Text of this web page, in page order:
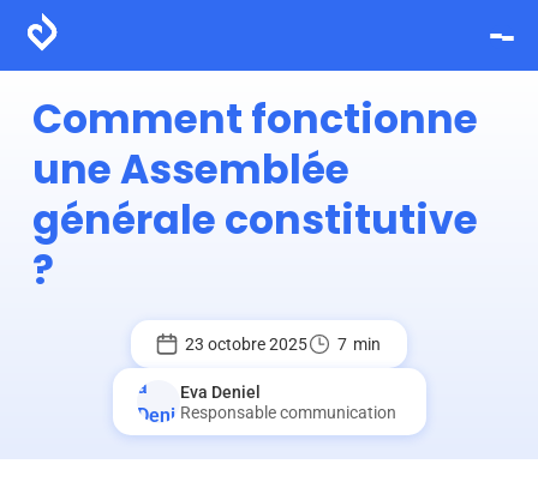
Comment fonctionne
une Assemblée
générale constitutive
?
23 octobre 2025 7 min
Eva Deniel
Responsable communication